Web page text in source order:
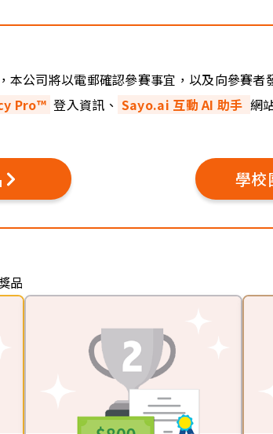
本公司將以電郵確認參賽事宜，以及向參賽者
Pro™ 登入資訊、 Sayo.ai 互動 AI 助手 網
學校
品